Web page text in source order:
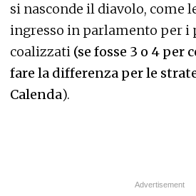
si nasconde il diavolo, come
ingresso in parlamento per i
coalizzati (se fosse 3 o 4 per
fare la differenza per le
Calenda).